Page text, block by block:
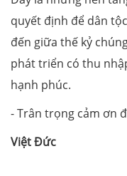
quyết định để dân
đến giữa thế kỷ
phát triển có thu
hạnh phúc.
- Trân trọng cảm ơn
Việt Đức